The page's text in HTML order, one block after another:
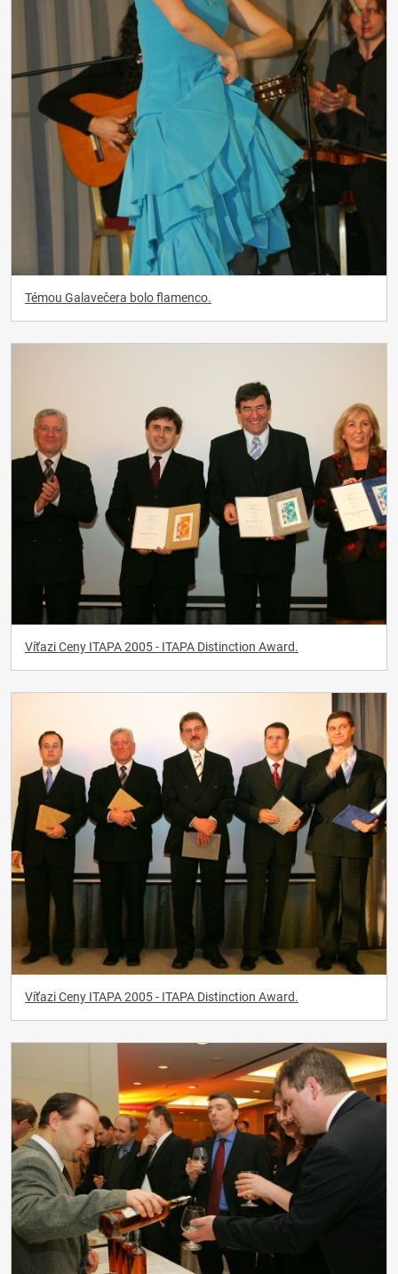
Témou Galavečera bolo flamenco.
Víťazi Ceny ITAPA 2005 - ITAPA Distinction Award.
Víťazi Ceny ITAPA 2005 - ITAPA Distinction Award.